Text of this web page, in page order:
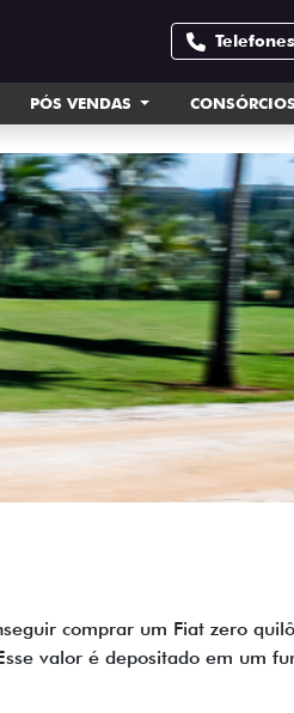
Telefones
PÓS VENDAS CONSÓRCIOS
comprar um Fiat zero
valor é depositado em um